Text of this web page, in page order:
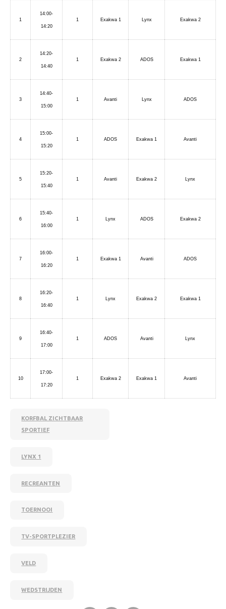
1
14:00-
14:20
1 Exakwa 1 Lynx Exakwa 2
2
14:20-
14:40
1 Exakwa 2 ADOS Exakwa 1
3
14:40-
15:00
1 Avanti Lynx ADOS
4
15:00-
15:20
1 ADOS Exakwa 1 Avanti
5
15:20-
15:40
1 Avanti Exakwa 2 Lynx
6
15:40-
16:00
1 Lynx ADOS Exakwa 2
7
16:00-
16:20
1 Exakwa 1 Avanti ADOS
8
16:20-
16:40
1 Lynx Exakwa 2 Exakwa 1
9
16:40-
17:00
1 ADOS Avanti Lynx
10
17:00-
17:20
1 Exakwa 2 Exakwa 1 Avanti
KORFBAL ZICHTBAAR
SPORTIEF
LYNX 1
RECREANTEN
TOERNOOI
TV-SPORTPLEZIER
VELD
WEDSTRIJDEN